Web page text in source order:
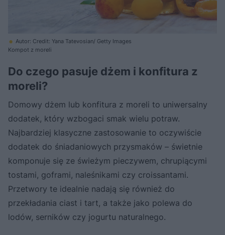
Autor: Credit: Yana Tatevosian/ Getty Images
Kompot z moreli
Do czego pasuje dżem i konfitura z
moreli?
Domowy dżem lub konfitura z moreli to uniwersalny
dodatek, który wzbogaci smak wielu potraw.
Najbardziej klasyczne zastosowanie to oczywiście
dodatek do śniadaniowych przysmaków – świetnie
komponuje się ze świeżym pieczywem, chrupiącymi
tostami, goframi, naleśnikami czy croissantami.
Przetwory te idealnie nadają się również do
przekładania ciast i tart, a także jako polewa do
lodów, serników czy jogurtu naturalnego.